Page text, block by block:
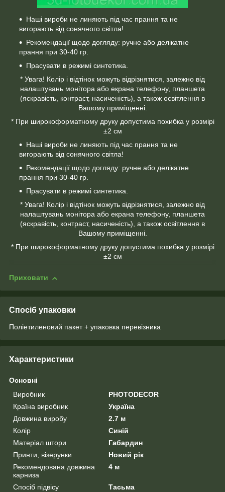
Наші вироби не линяють під час прання та не
вигорають від сонячного світла!
Рекомендації щодо догляду: ручне або делікатне
прання при 30-40 гр.
Прасувати в режимі синтетика.
* Увага! Колір і відтінок можуть відрізнятися, залежно від
налаштувань монітора або екрана телефону, планшета
(яскравість, контраст, насиченість), а також освітлення в
Вашому приміщенні.
* При широкоформатному друку допустима похибка у розмірі
±2 см
Наші вироби не линяють під час прання та не
вигорають від сонячного світла!
Рекомендації щодо догляду: ручне або делікатне
прання при 30-40 гр.
Прасувати в режимі синтетика.
* Увага! Колір і відтінок можуть відрізнятися, залежно від
налаштувань монітора або екрана телефону, планшета
(яскравість, контраст, насиченість), а також освітлення в
Вашому приміщенні.
* При широкоформатному друку допустима похибка у розмірі
±2 см
Приховати
Спосіб упаковки
Поліетиленовий пакет + упаковка перевізника
Характеристики
Основні
Виробник
PHOTODECOR
Країна виробник
Україна
Довжина виробу
2.7 м
Колір
Синій
Матеріал штори
Габардин
Принти, візерунки
Новий рік
Рекомендована довжина
карниза
4 м
Спосіб підвісу
Тасьма